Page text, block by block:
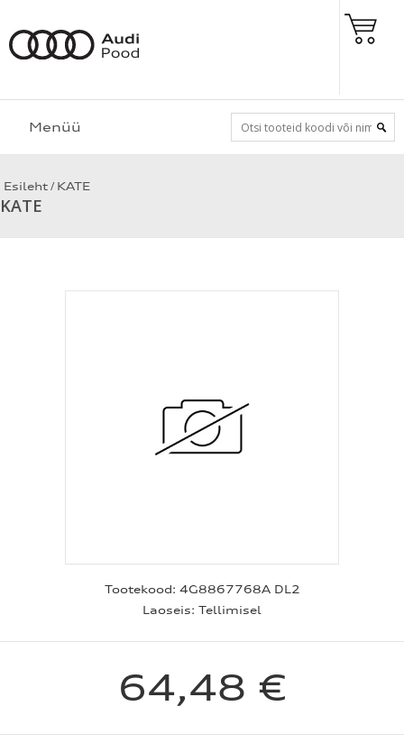
Menüü
Esileht / KATE
KATE
Tootekood: 4G8867768A DL2
Laoseis: Tellimisel
64,48 €